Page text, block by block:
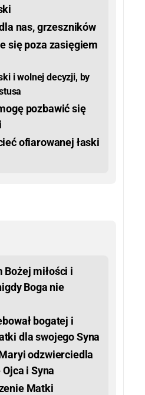
nas, grzeszników
się poza zasięgiem
i wolnej decyzji, by
pozbawić się
ofiarowanej łaski
Bożej miłości i
Boga nie
bogatej i
dla swojego Syna
odzwierciedla
i Syna
Matki